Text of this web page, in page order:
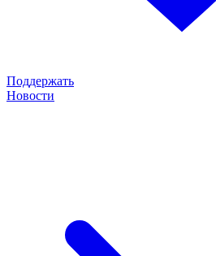
Поддержать
Новости